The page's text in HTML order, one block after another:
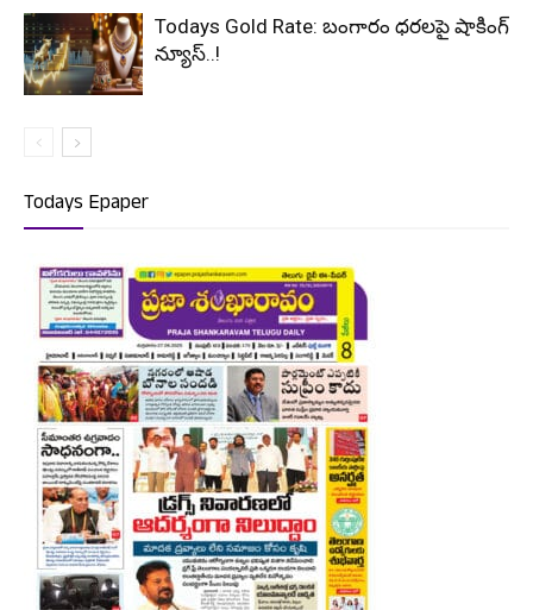
Todays Gold Rate: బంగారం ధరలపై షాకింగ్
న్యూస్..!
Todays Epaper